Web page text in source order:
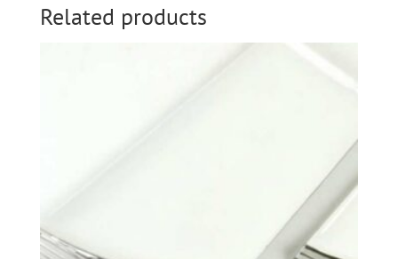
Related products